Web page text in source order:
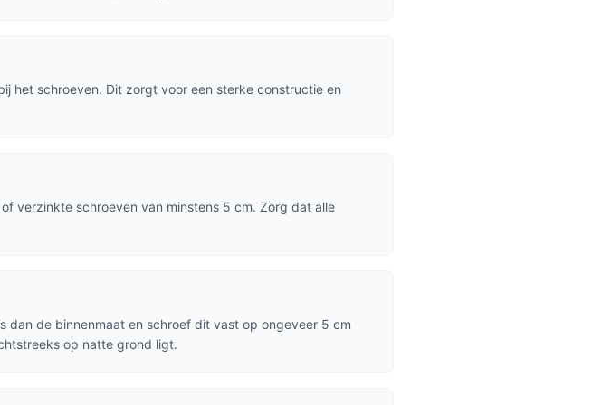
het schroeven. Dit zorgt voor een sterke constructie en
verzinkte schroeven van minstens 5 cm. Zorg dat alle
dan de binnenmaat en schroef dit vast op ongeveer 5 cm
op natte grond ligt.